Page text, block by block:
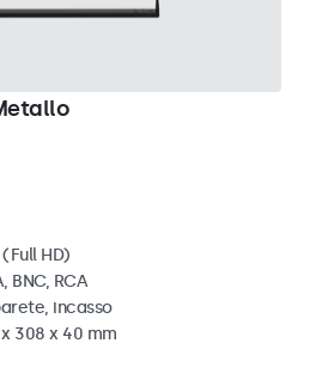
HD)
BNC, RCA
incasso
308 x 40 mm